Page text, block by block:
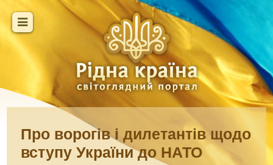
Про ворогів і дилетантів щодо
вступу України до НАТО